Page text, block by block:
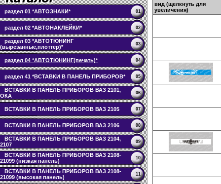
раздел 01 *АВТОЗНАКИ* 01
раздел 02 *АВТОНАКЛЕЙКИ* 02
раздел 03 *АВТОТЮНИНГ
(вырезанные,плоттер)*
03
раздел 04 *АВТОТЮНИНГ(печать)* 04
раздел 41 *ВСТАВКИ В ПАНЕЛЬ ПРИБОРОВ* 05
ВСТАВКИ В ПАНЕЛЬ ПРИБОРОВ ВАЗ 2101,
ОКА
06
ВСТАВКИ В ПАНЕЛЬ ПРИБОРОВ ВАЗ 2105 07
ВСТАВКИ В ПАНЕЛЬ ПРИБОРОВ ВАЗ 2106 08
ВСТАВКИ В ПАНЕЛЬ ПРИБОРОВ ВАЗ 2104,
2107
09
ВСТАВКИ В ПАНЕЛЬ ПРИБОРОВ ВАЗ 2108-
21099 (низкая панель)
10
ВСТАВКИ В ПАНЕЛЬ ПРИБОРОВ ВАЗ 2108-
21099 (высокая панель)
11
вид (щелкнуть для
увеличения)